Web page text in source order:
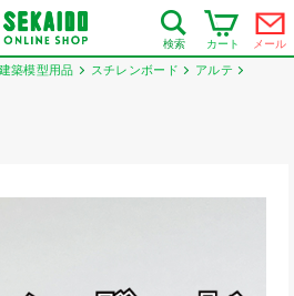
検索 カート メール
建築模型用品 スチレンボード
アルテ